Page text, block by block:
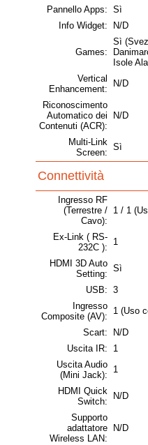
Pannello Apps: Sì
Info Widget:
N/D
Games:
Sì
Isole
Vertical
Enhancement:
N/D
Riconoscimento
Automatico dei
Contenuti (ACR):
N/D
Multi-Link
Screen:
Sì
Connettività
Ingresso RF
(Terrestre /
Cavo):
1 / 1
Ex-Link ( RS-
232C ):
1
HDMI 3D Auto
Setting:
Sì
USB: 3
Ingresso
Composite (AV):
1 (Uso
Scart:
N/D
Uscita IR:
1
Uscita Audio
(Mini Jack):
1
HDMI Quick
Switch:
N/D
Supporto
adattatore
Wireless LAN:
N/D